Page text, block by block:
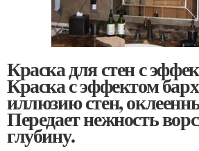
Краска для стен с
Краска с эффектом
иллюзию стен,
Передает нежность
глубину.